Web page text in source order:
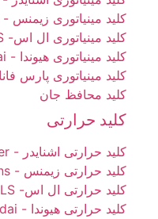
کلید مینیاتوری زیمنس - Siemens
کلید مینیاتوری ال اس- LS
کلید مینیاتوری هیوندا - Hyundai
کلید مینیاتوری پارس
کلید محافظ جان
کلید حرارتی
کلید حرارتی اشنایدر - Schneider
کلید حرارتی زیمنس - Siemens
کلید حرارتی ال اس- LS
کلید حرارتی هیوندا - Hyundai